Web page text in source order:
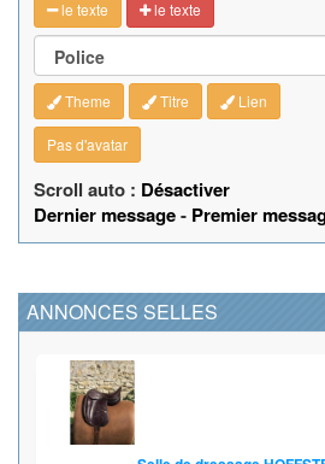
le texte le texte
Theme Titre Lien
Pas d'avatar
Scroll auto : Désactiver
Dernier message- Premier
ANNONCES SELLES